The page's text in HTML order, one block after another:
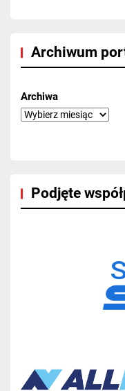
Archiwum
Archiwa
Podjęte